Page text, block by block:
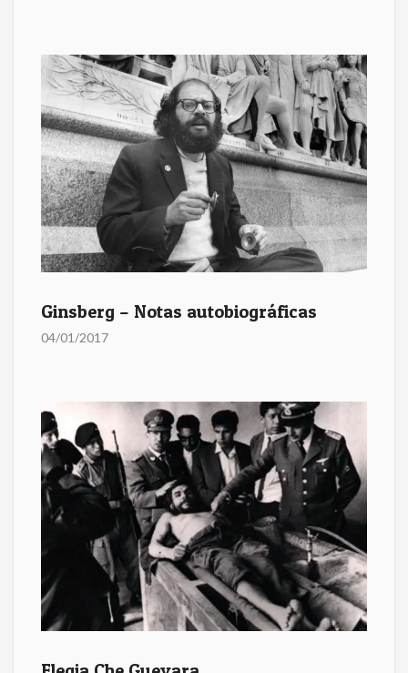
Ginsberg – Notas autobiográficas
04/01/2017